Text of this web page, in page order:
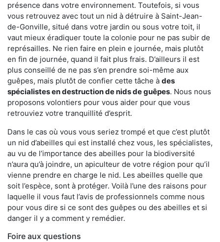
présence dans votre environnement. Toutefois, si vous
vous retrouvez avec tout un nid à détruire à Saint-Jean-
de-Gonville, situé dans votre jardin ou sous votre toit, il
vaut mieux éradiquer toute la colonie pour ne pas subir de
représailles. Ne rien faire en plein e journée, mais plutôt
en fin de journée, quand il fait plus frais. D’ailleurs il est
plus conseillé de ne pas s’en prendre soi-même aux
guêpes, mais plutôt de confier cette tâche à des
spécialistes en destruction de nids de guêpes. Nous nous
proposons volontiers pour vous aider pour que vous
retrouviez votre tranquillité d’esprit.
Dans le cas où vous vous seriez trompé et que c’est plutôt
un nid d’abeilles qui est installé chez vous, les spécialistes,
au vu de l’importance des abeilles pour la biodiversité
n’aura qu’à joindre, un apiculteur de votre région pour qu’il
vienne prendre en charge le nid. Les abeilles quelle que
soit l’espèce, sont à protéger. Voilà l’une des raisons pour
laquelle il vous faut l’avis de professionnels comme nous
pour vous dire si ce sont des guêpes ou des abeilles et si
danger il y a comment y remédier.
Foire aux questions